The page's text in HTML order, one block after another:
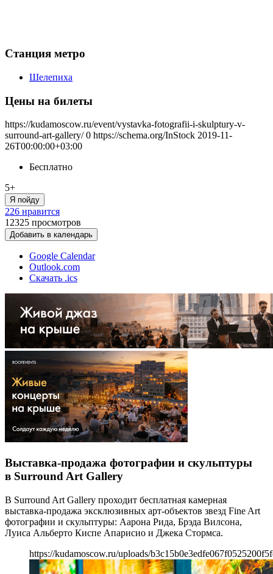
Станция метро
Шелепиха
Цены на билеты
https://kudamoscow.ru/event/vystavka-fotografii-i-skulptury-v-
surround-art-gallery/ 0 https://schema.org/InStock 2019-11-
26T00:00:00+03:00
Бесплатно
5+
Я пойду
226 нравится
12325 просмотров
Добавить в календарь
Google Calendar
Outlook.com
Скачать .ics
Выставка-продажа фотографии и скульптуры
в Surround Art Gallery
В Surround Art Gallery проходит бесплатная камерная
выставка-продажа эксклюзивных арт-объектов звезд Fine Art
фотографии и скульптуры: Аарона Рида, Брэда Вилсона,
Луиса Альберто Киспе Апарисио и Джека Стормса.
https://kudamoscow.ru/uploads/